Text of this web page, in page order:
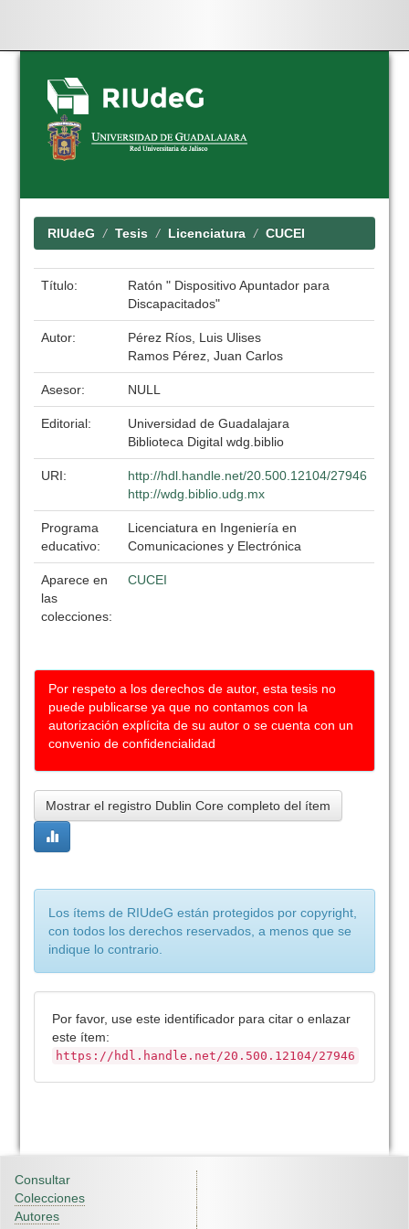
Skip
navigation
RIUdeG Tesis Licenciatura CUCEI
Título:
Ratón " Dispositivo Apuntador para
Discapacitados"
Autor:
Pérez Ríos, Luis Ulises
Ramos Pérez, Juan Carlos
Asesor: NULL
Editorial:
Universidad de Guadalajara
Biblioteca Digital wdg.biblio
URI:
http://hdl.handle.net/20.500.12104/27946
http://wdg.biblio.udg.mx
Programa
educativo:
Licenciatura en Ingeniería en
Comunicaciones y Electrónica
Aparece en
las
colecciones:
CUCEI
Por respeto a los derechos de autor, esta tesis no
puede publicarse ya que no contamos con la
autorización explícita de su autor o se cuenta con un
convenio de confidencialidad
Mostrar el registro Dublin Core completo del ítem
Los ítems de RIUdeG están protegidos por copyright,
con todos los derechos reservados, a menos que se
indique lo contrario.
Por favor, use este identificador para citar o enlazar
este ítem:
https://hdl.handle.net/20.500.12104/27946
Consultar
Colecciones
Autores